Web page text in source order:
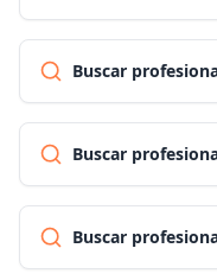
Buscar
Buscar
Buscar